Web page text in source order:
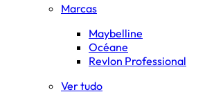
Marcas
Maybelline
Océane
Revlon Professional
Ver tudo